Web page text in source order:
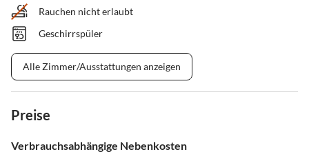
Rauchen nicht erlaubt
Geschirrspüler
Alle Zimmer/Ausstattungen anzeigen
Preise
Verbrauchsabhängige Nebenkosten